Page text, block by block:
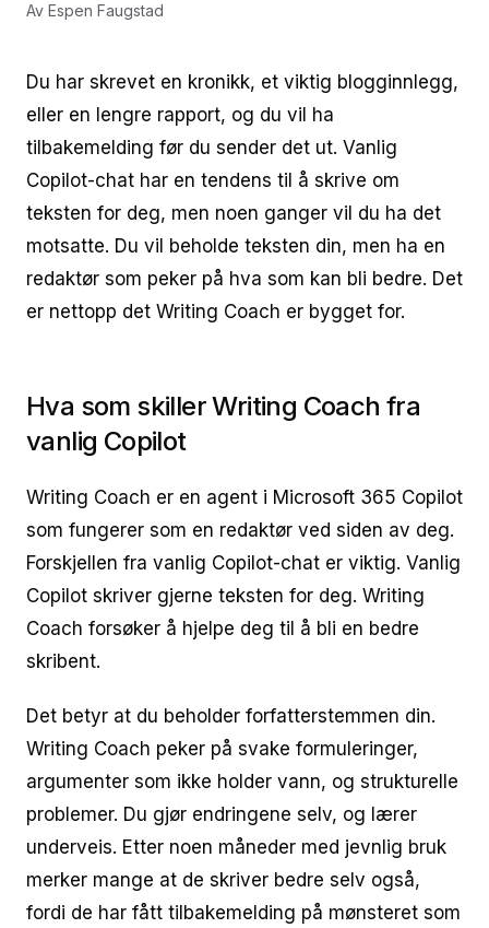
Av Espen Faugstad
Du har skrevet en kronikk, et viktig blogginnlegg,
eller en lengre rapport, og du vil ha
tilbakemelding før du sender det ut. Vanlig
Copilot-chat har en tendens til å skrive om
teksten for deg, men noen ganger vil du ha det
motsatte. Du vil beholde teksten din, men ha en
redaktør som peker på hva som kan bli bedre. Det
er nettopp det Writing Coach er bygget for.
Hva som skiller Writing Coach fra
vanlig Copilot
Writing Coach er en agent i Microsoft 365 Copilot
som fungerer som en redaktør ved siden av deg.
Forskjellen fra vanlig Copilot-chat er viktig. Vanlig
Copilot skriver gjerne teksten for deg. Writing
Coach forsøker å hjelpe deg til å bli en bedre
skribent.
Det betyr at du beholder forfatterstemmen din.
Writing Coach peker på svake formuleringer,
argumenter som ikke holder vann, og strukturelle
problemer. Du gjør endringene selv, og lærer
underveis. Etter noen måneder med jevnlig bruk
merker mange at de skriver bedre selv også,
fordi de har fått tilbakemelding på mønsteret som